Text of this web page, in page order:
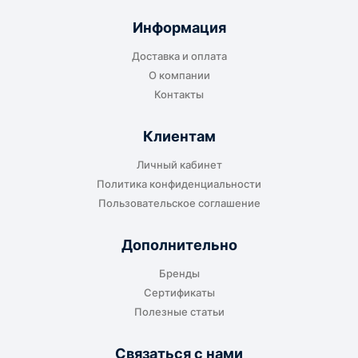
отправляется до складского терминала
транспортной компании в городе получателя
или ближайшем доступном пункте выдачи.
До адреса клиента
Подходит, если нужно доставить
оборудование прямо на объект, склад,
габаритов груза.
Информация
Доставка и оплата
О компании
Контакты
Клиентам
Личный кабинет
Политика конфиденциальности
Пользовательское соглашение
Дополнительно
Бренды
Сертификаты
Полезные статьи
Связаться с нами